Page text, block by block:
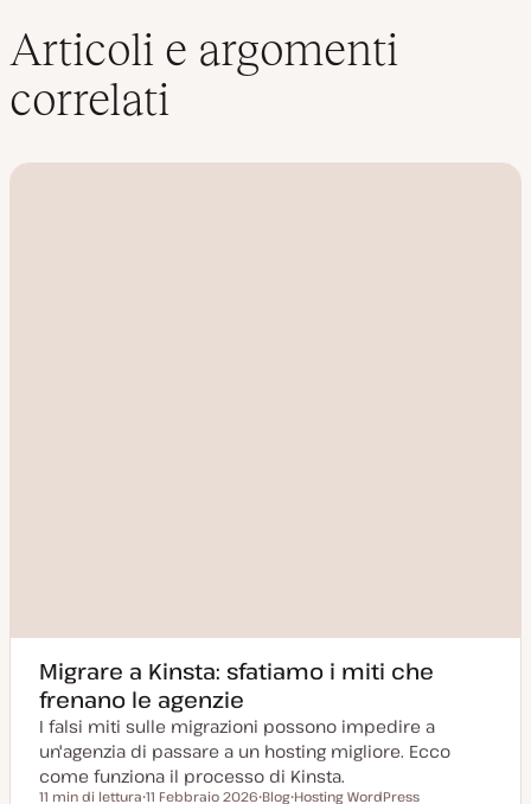
W
b
e
I
n
t
r
u
e
Articoli e argomenti
correlati
Migrare a Kinsta: sfatiamo i miti che
frenano le agenzie
I falsi miti sulle migrazioni possono impedire a
un'agenzia di passare a un hosting migliore. Ecco
come funziona il processo di Kinsta.
11 min di lettura 11 Febbraio 2026 Blog Hosting WordPress